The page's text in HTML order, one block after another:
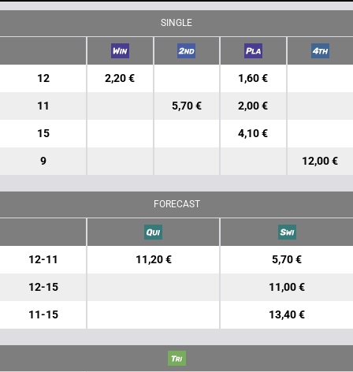
SINGLE
12 2,20 € 1,60 €
11 5,70 € 2,00 €
15 4,10 €
9 12,00 €
FORECAST
12-11 11,20 € 5,70 €
12-15 11,00 €
11-15 13,40 €